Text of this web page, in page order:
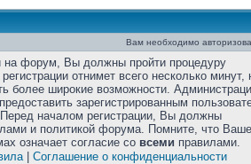
Вам необходимо
на форум, Вы должны пройти процедуру
отнимет всего несколько минут,
более широкие возможности.
зарегистрированным
началом регистрации, Вы должны
и политикой форума. Помните, что Ваше
означает согласие со всеми правилами.
| Соглашение о конфиденциальности